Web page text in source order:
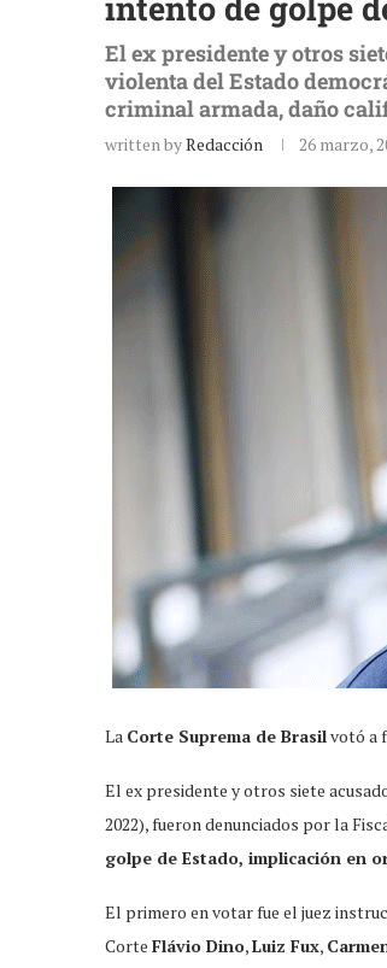
El ex presidente y otros
violenta del Estado
criminal armada, daño
written byRedacción 26 marzo,
La Corte Suprema de Brasilvotó a
El ex presidente y otros siete
2022), fueron denunciados por la
golpe de Estado, implicación en
El primero en votar fue el juez
Corte Flávio Dino,Luiz Fux,